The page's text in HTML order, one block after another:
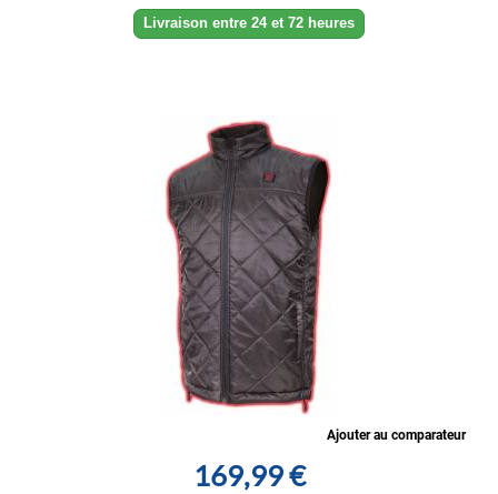
Livraison entre 24 et 72 heures
Ajouter au comparateur
169,99 €